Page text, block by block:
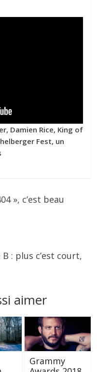
Damien Rice, King of
Fest, un
», c’est beau
B : plus c’est court,
aimer
Grammy